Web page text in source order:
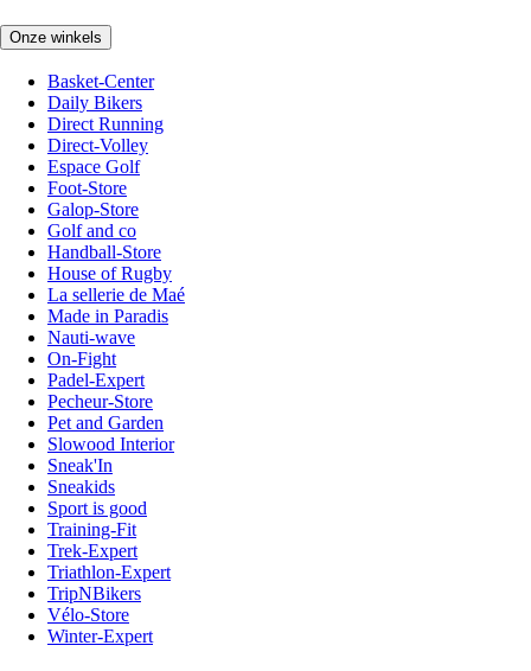
Onze winkels
Basket-Center
Daily Bikers
Direct Running
Direct-Volley
Espace Golf
Foot-Store
Galop-Store
Golf and co
Handball-Store
House of Rugby
La sellerie de Maé
Made in Paradis
Nauti-wave
On-Fight
Padel-Expert
Pecheur-Store
Pet and Garden
Slowood Interior
Sneak'In
Sneakids
Sport is good
Training-Fit
Trek-Expert
Triathlon-Expert
TripNBikers
Vélo-Store
Winter-Expert